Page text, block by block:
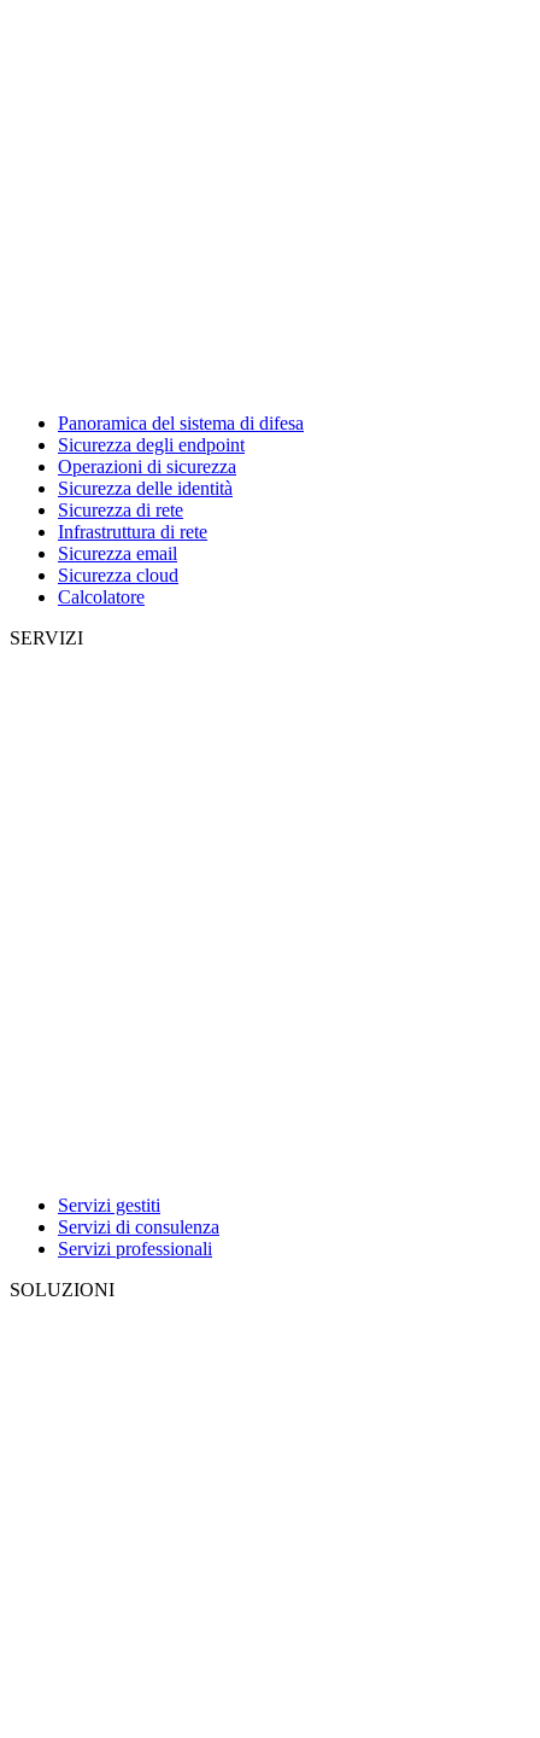
Panoramica del sistema di difesa
Sicurezza degli endpoint
Operazioni di sicurezza
Sicurezza delle identità
Sicurezza di rete
Infrastruttura di rete
Sicurezza email
Sicurezza cloud
Calcolatore
SERVIZI
Servizi gestiti
Servizi di consulenza
Servizi professionali
SOLUZIONI